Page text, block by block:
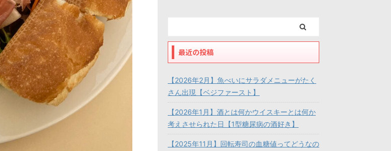
最近の投稿
【2026年2月】魚べいにサラダメニューがたく
さん出現【ベジファースト】
【2026年1月】酒とは何かウイスキーとは何か
考えさせられた日【1型糖尿病の酒好き】
【2025年11月】回転寿司の血糖値ってどうなの